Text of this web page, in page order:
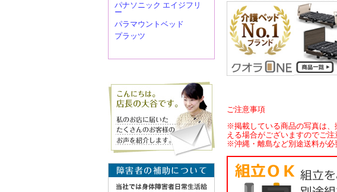
パナソニック エイジフリ
ー
パラマウントベッド
プラッツ
ご注意事項
※掲載している商品の写真は、
える場合がございますのでご注
※沖縄・離島など別途送料が必